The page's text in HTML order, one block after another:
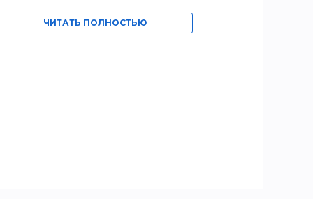
ЧИТАТЬ ПОЛНОСТЬЮ